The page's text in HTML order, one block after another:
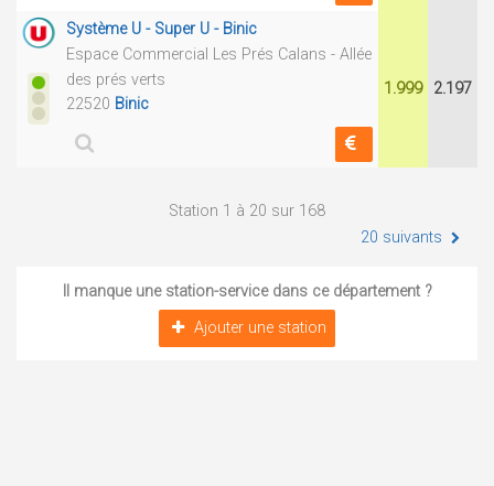
Système U - Super U - Binic
Espace Commercial Les Prés Calans - Allée
des prés verts
22520 Binic
1.999 2.197
Station 1 à 20 sur 168
20 suivants
Il manque une station-service dans ce département ?
Ajouter une station